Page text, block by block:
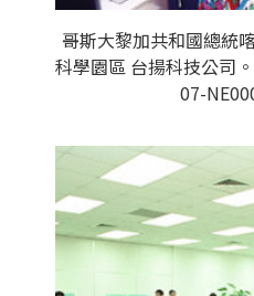
哥斯大黎加共和國總統
科學園區 台揚科技公司
07-